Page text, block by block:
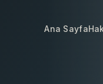
Ana Sayfa